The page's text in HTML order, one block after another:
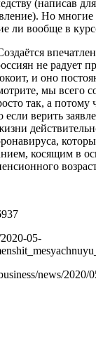
(написав
Но
ли вообще в
не радует
и оно
мы всего
так, а
верить
косящим в
05-
news/2020/